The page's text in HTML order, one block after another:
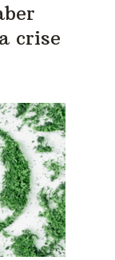
crise